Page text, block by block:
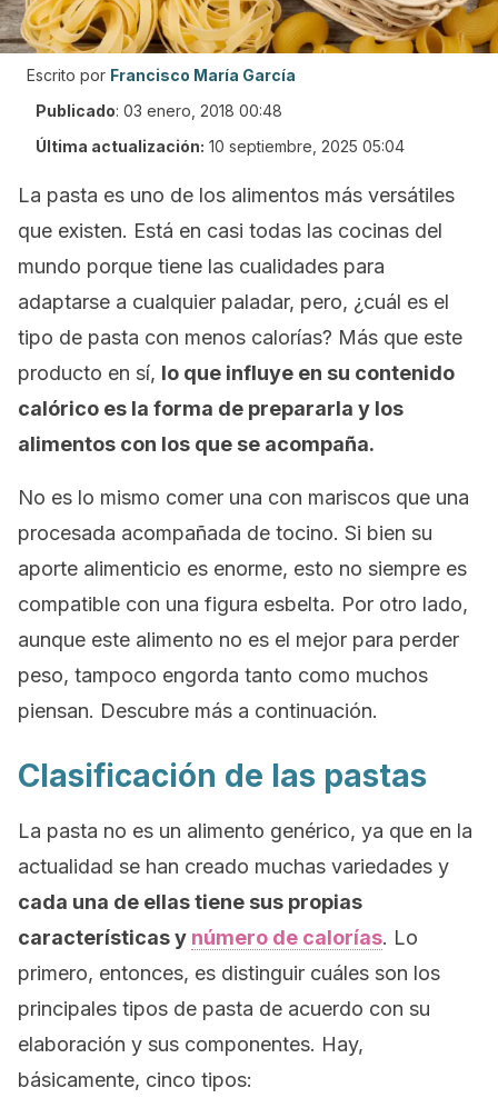
Escrito por Francisco María García
Publicado: 03 enero, 2018 00:48
Última actualización: 10 septiembre, 2025 05:04
La pasta es uno de los alimentos más versátiles
que existen. Está en casi todas las cocinas del
mundo porque tiene las cualidades para
adaptarse a cualquier paladar, pero, ¿cuál es el
tipo de pasta con menos calorías? Más que este
producto en sí, lo que influye en su contenido
calórico es la forma de prepararla y los
alimentos con los que se acompaña.
No es lo mismo comer una con mariscos que una
procesada acompañada de tocino. Si bien su
aporte alimenticio es enorme, esto no siempre es
compatible con una figura esbelta. Por otro lado,
aunque este alimento no es el mejor para perder
peso, tampoco engorda tanto como muchos
piensan. Descubre más a continuación.
Clasificación de las pastas
La pasta no es un alimento genérico, ya que en la
actualidad se han creado muchas variedades y
cada una de ellas tiene sus propias
características y número de calorías. Lo
primero, entonces, es distinguir cuáles son los
principales tipos de pasta de acuerdo con su
elaboración y sus componentes. Hay,
básicamente, cinco tipos: